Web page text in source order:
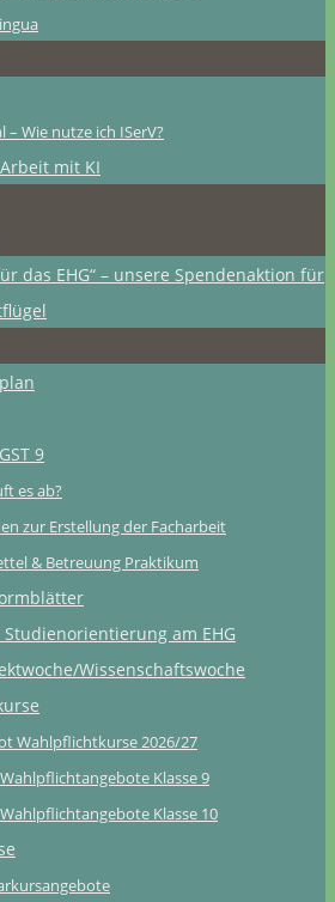
– Wie nutze ich ISerV?
mit KI
das EHG“ – unsere Spendenaktion für
9
es ab?
zur Erstellung der Facharbeit
& Betreuung Praktikum
am EHG
Wissenschaftswoche
Wahlpflichtkurse 2026/27
Wahlpflichtangebote Klasse 9
Wahlpflichtangebote Klasse 10